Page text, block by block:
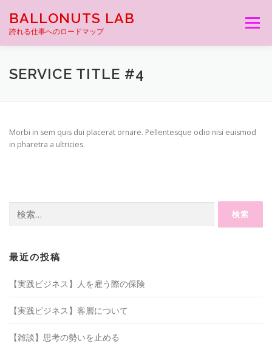
BALLONUTS LAB
誇れる仕事へのロードマップ
メニュー
SERVICE TITLE #4
Morbi in sem quis dui placerat ornare. Pellentesque odio nisi euismod
in pharetra a ultricies.
索:
最近の投稿
【実践ビジネス】人を雇う際の保険
【実践ビジネス】客層について
【雑談】思考の勢いを止める